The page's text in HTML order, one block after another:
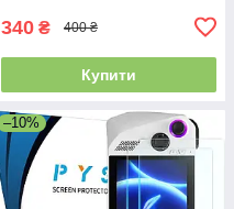
340 ₴ 400 ₴
Купити
–10%